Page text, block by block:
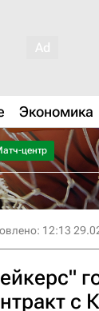
Экономика
центр
12:13
с